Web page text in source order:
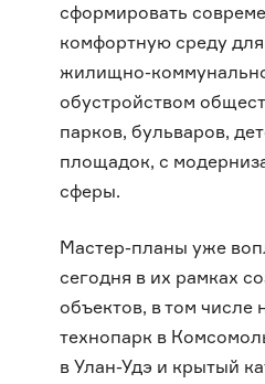
сформировать
комфортную среду
жилищно-
обустройством
парков, бульваров,
площадок, с
сферы.
Мастер-планы уже
сегодня в их рамках
объектов, в том числе
технопарк в
в Улан-Удэ и крытый